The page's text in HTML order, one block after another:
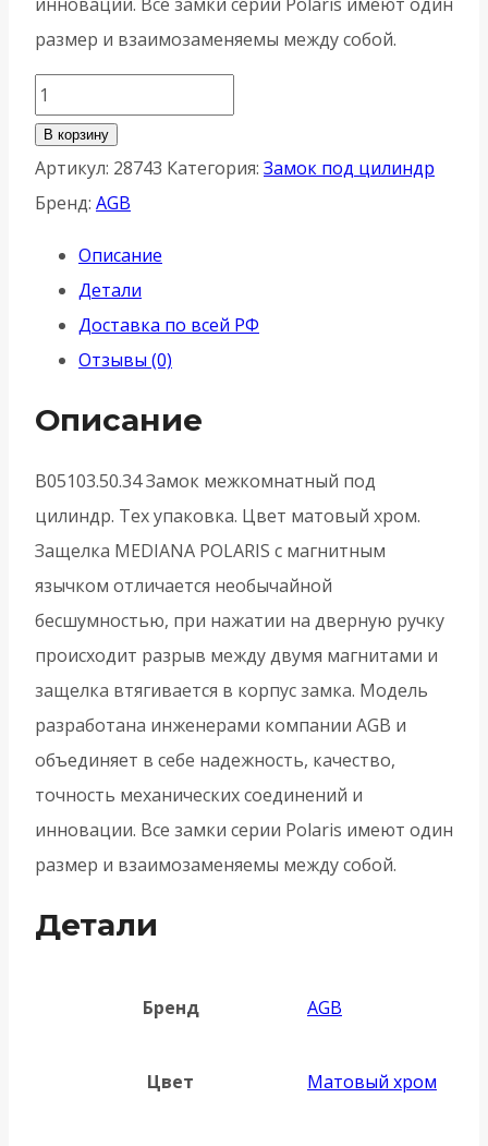
размер и взаимозаменяемы между собой.
Количество
товара
Корпус
врезного
AGB
(АГБ)
магнитный
под
цилиндр
POLARIS
B06103.50.34
-
Матовый
хром
В корзину
Артикул: 28743 Категория: Замок под цилиндр
Бренд: AGB
Описание
Детали
Доставка по всей РФ
Отзывы (0)
Описание
B05103.50.34 Замок межкомнатный под
цилиндр. Тех упаковка. Цвет матовый хром.
Защелка MEDIANA POLARIS с магнитным
язычком отличается необычайной
бесшумностью, при нажатии на дверную ручку
происходит разрыв между двумя магнитами и
защелка втягивается в корпус замка. Модель
разработана инженерами компании AGB и
объединяет в себе надежность, качество,
точность механических соединений и
инновации. Все замки серии Polaris имеют один
размер и взаимозаменяемы между собой.
Детали
Бренд AGB
Цвет Матовый хром